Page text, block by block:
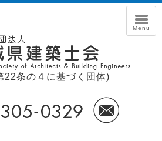
22条の４に基づく団体)